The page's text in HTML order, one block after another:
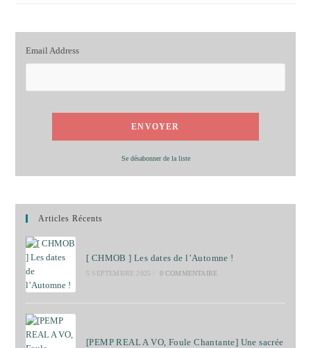
Email Address
Se désabonner de la liste
Articles Récents
[ CHMOB ] Les dates de l’Automne !
5 SEPTEMBRE 2025 0 COMMENTAIRE
[PEMP REAL A VO, Foule Chantante] Une sacrée